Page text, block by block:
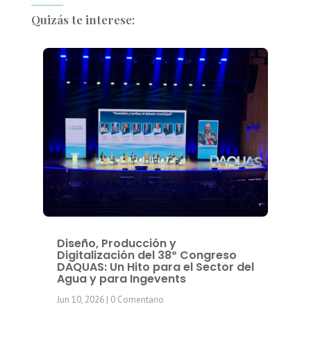
Quizás te interese:
Diseño, Producción y
Digitalización del 38º Congreso
DAQUAS: Un Hito para el Sector del
Agua y para Ingevents
Jun 10, 2026| 0 Comentario